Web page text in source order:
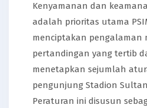
Kenyamanan dan
adalah prioritas utama
menciptakan pengalaman
pertandingan yang tertib
menetapkan sejumlah
pengunjung Stadion
Peraturan ini disusun